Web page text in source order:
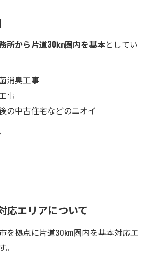
所から片道30㎞圏内を基本としてい
消臭工事
事
の中古住宅などのニオイ
応エリアについて
を拠点に片道30km圏内を基本対応エ